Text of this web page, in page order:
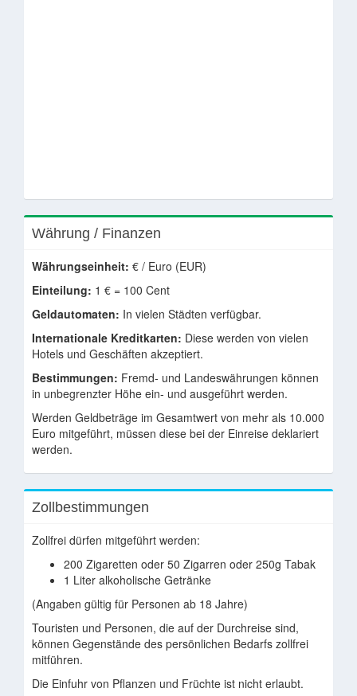
Währung / Finanzen
Währungseinheit: € / Euro (EUR)
Einteilung: 1 € = 100 Cent
Geldautomaten: In vielen Städten verfügbar.
Internationale Kreditkarten: Diese werden von vielen
Hotels und Geschäften akzeptiert.
Bestimmungen: Fremd- und Landeswährungen können
in unbegrenzter Höhe ein- und ausgeführt werden.
Werden Geldbeträge im Gesamtwert von mehr als 10.000
Euro mitgeführt, müssen diese bei der Einreise deklariert
werden.
Zollbestimmungen
Zollfrei dürfen mitgeführt werden:
200 Zigaretten oder 50 Zigarren oder 250g Tabak
1 Liter alkoholische Getränke
(Angaben gültig für Personen ab 18 Jahre)
Touristen und Personen, die auf der Durchreise sind,
können Gegenstände des persönlichen Bedarfs zollfrei
mitführen.
Die Einfuhr von Pflanzen und Früchte ist nicht erlaubt.